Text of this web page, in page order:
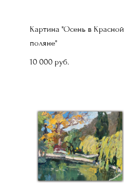
Картина "Осень в Красной
поляне"
10 000 pуб.